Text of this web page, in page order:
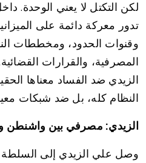
لكن التكتل لا يعني الوحدة.
تدور معركة دائمة على
وقنوات الحدود، ومخططات
المصرفية، والقرارات
الزيدي ضد الفساد معناها
النظام كله، بل ضد شبكات
الزيدي: مصرفي بين واشنطن
وصل علي الزيدي إلى